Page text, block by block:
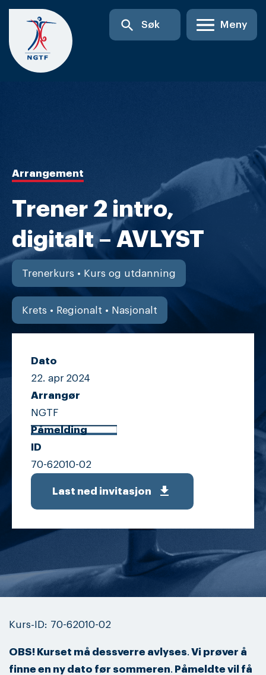
Skip
content
search Søk Meny
Arrangement
Trener 2 intro,
digitalt – AVLYST
Trenerkurs • Kurs og utdanning
Krets • Regionalt • Nasjonalt
Dato
22. apr 2024
Arrangør
NGTF
Påmelding
ID
70-62010-02
Last ned invitasjon get_app
Kurs-ID: 70-62010-02
OBS! Kurset må dessverre avlyses. Vi prøver å
finne en ny dato før sommeren. Påmeldte vil få